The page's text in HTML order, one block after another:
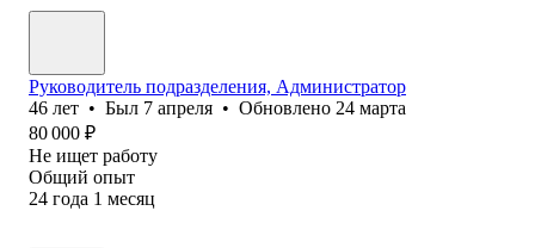
Руководитель подразделения, Администратор
46 лет • Был 7 апреля • Обновлено 24 марта
80 000 ₽
Не ищет работу
Общий опыт
24 года 1 месяц